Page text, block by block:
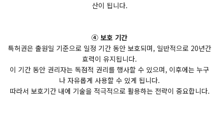
산이 됩니다.
④ 보호 기간
특허권은 출원일 기준으로 일정 기간 동안 보호되며, 일반적으로 20년간
효력이 유지됩니다.
이 기간 동안 권리자는 독점적 권리를 행사할 수 있으며, 이후에는 누구
나 자유롭게 사용할 수 있게 됩니다.
따라서 보호기간 내에 기술을 적극적으로 활용하는 전략이 중요합니다.